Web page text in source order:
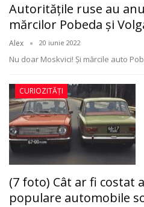
Autorităţile ruse au
mărcilor Pobeda şi
Alex 20 iunie 2022
Nu doar Moskvici! Şi mărcile auto
CURIOZITĂȚI
(7 foto) Cât ar fi costat
populare automobile